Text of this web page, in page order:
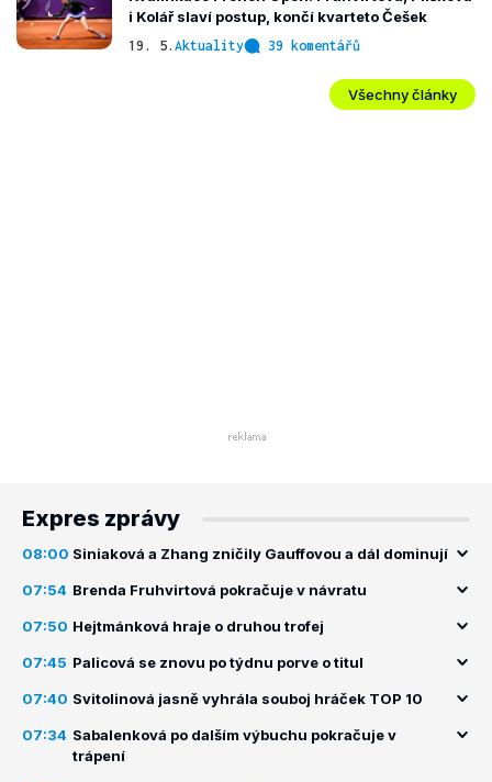
i Kolář slaví postup, končí kvarteto Češek
19. 5. Aktuality 39 komentářů
Všechny články
Expres zprávy
08:00 Siniaková a Zhang zničily Gauffovou a dál dominují
07:54 Brenda Fruhvirtová pokračuje v návratu
07:50 Hejtmánková hraje o druhou trofej
07:45 Palicová se znovu po týdnu porve o titul
07:40 Svitolinová jasně vyhrála souboj hráček TOP 10
07:34 Sabalenková po dalším výbuchu pokračuje v
trápení